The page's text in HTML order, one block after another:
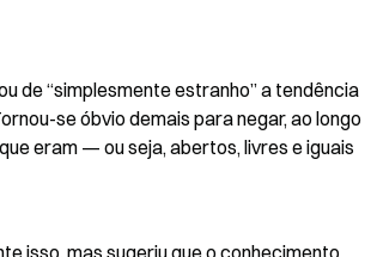
de “simplesmente estranho” a tendência
se óbvio demais para negar, ao longo
eram — ou seja, abertos, livres e iguais
isso, mas sugeriu que o conhecimento